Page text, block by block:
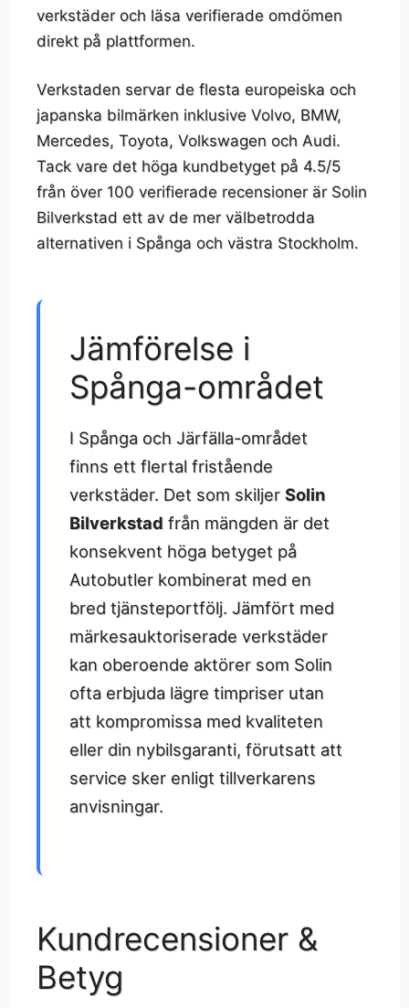
verkstäder och läsa verifierade omdömen
direkt på plattformen.
Verkstaden servar de flesta europeiska och
japanska bilmärken inklusive Volvo, BMW,
Mercedes, Toyota, Volkswagen och Audi.
Tack vare det höga kundbetyget på 4.5/5
från över 100 verifierade recensioner är Solin
Bilverkstad ett av de mer välbetrodda
alternativen i Spånga och västra Stockholm.
Jämförelse i
Spånga-området
I Spånga och Järfälla-området
finns ett flertal fristående
verkstäder. Det som skiljer Solin
Bilverkstad från mängden är det
konsekvent höga betyget på
Autobutler kombinerat med en
bred tjänsteportfölj. Jämfört med
märkesauktoriserade verkstäder
kan oberoende aktörer som Solin
ofta erbjuda lägre timpriser utan
att kompromissa med kvaliteten
eller din nybilsgaranti, förutsatt att
service sker enligt tillverkarens
anvisningar.
Kundrecensioner &
Betyg